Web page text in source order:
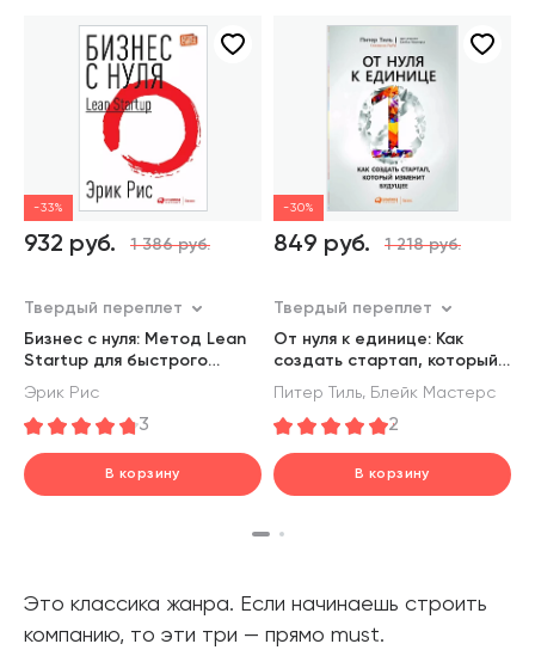
-33%
932 руб. 1 386 руб.
Твердый переплет
Бизнес с нуля: Метод Lean
Startup для быстрого
тестирования идей и
выбора бизнес-модели
Эрик Рис
3
В корзину
-30%
849 руб. 1 218 руб.
Твердый переплет
От нуля к единице: Как
создать стартап, который
изменит будущее
Питер Тиль, Блейк Мастерс
2
В корзину
Это классика жанра. Если начинаешь строить
компанию, то эти три — прямо must.